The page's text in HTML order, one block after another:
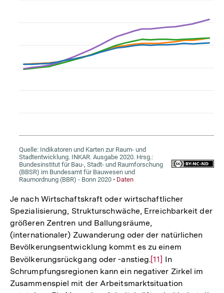
Je nach Wirtschaftskraft oder wirtschaftlicher
Spezialisierung, Strukturschwäche, Erreichbarkeit der
größeren Zentren und Ballungsräume,
(internationaler) Zuwanderung oder der natürlichen
Bevölkerungsentwicklung kommt es zu einem
Bevölkerungsrückgang oder -anstieg.Zur
Auflösung
[11]In
Schrumpfungsregionen kann ein negativer Zirkel im